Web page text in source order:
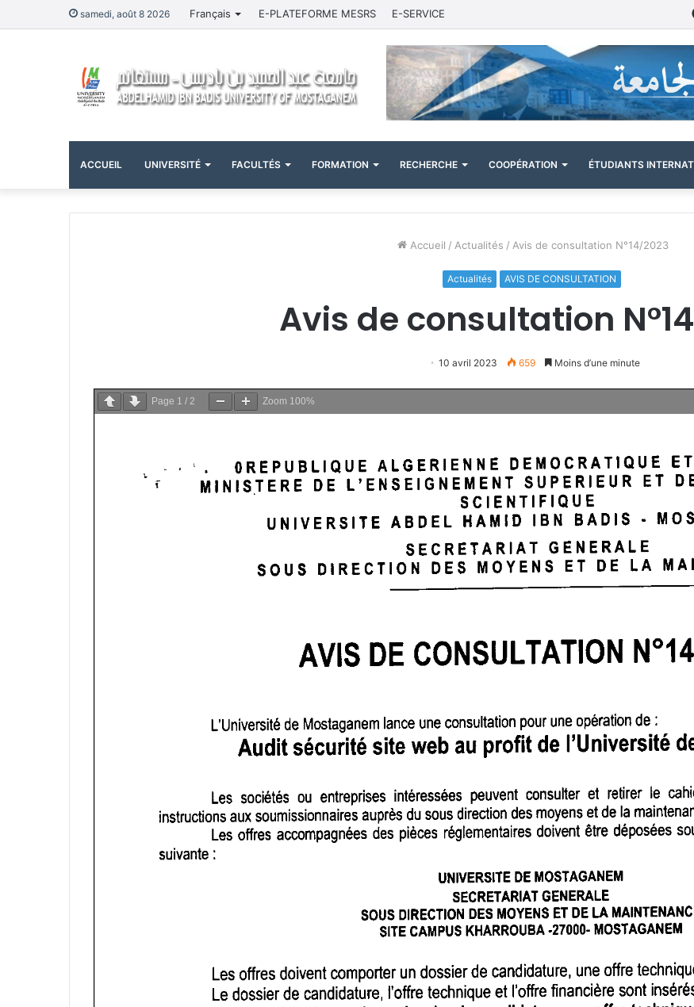
samedi, août 8 2026 Français E-PLATEFORME MESRS E-SERVICE
ACCUEIL UNIVERSITÉ FACULTÉS FORMATION RECHERCHE COOPÉRATION ÉTUDIANTS
Accueil / Actualités / Avis de consultation N°14/2023
Actualités AVIS DE CONSULTATION
Avis de consultation
10 avril 2023 659 Moins d’une minute
Page 1 / 2 Zoom 100%